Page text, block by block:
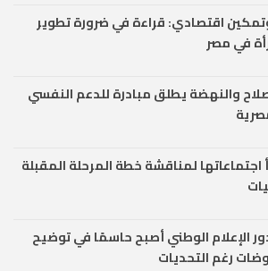
اقتصادي: قراءة في ضرورة تطوير
في مصر
والنهضة يطلق مبادرة للدعم النفسي
اجتماعاتها لمناقشة خطة المرحلة المقبلة
الإعلام الوطني أصبح حاسمًا في توضيح
رغم التحديات